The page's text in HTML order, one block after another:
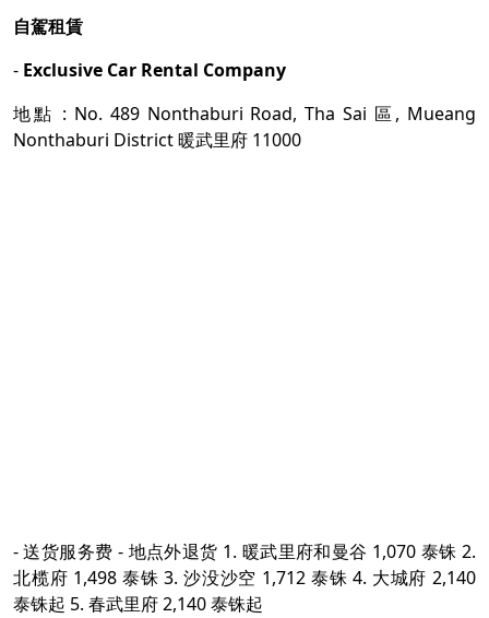
自駕租賃
- Exclusive Car Rental Company
地點 : No. 489 Nonthaburi Road, Tha Sai 區, Mueang
Nonthaburi District 暖武里府 11000
- 送货服务费 - 地点外退货 1. 暖武里府和曼谷 1,070 泰铢 2.
北榄府 1,498 泰铢 3. 沙没沙空 1,712 泰铢 4. 大城府 2,140
泰铢起 5. 春武里府 2,140 泰铢起